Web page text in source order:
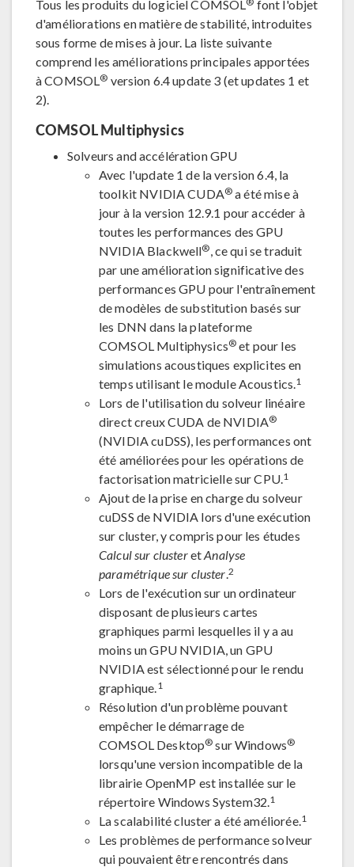
Tous les produits du logiciel COMSOL
font l'objet
d'améliorations en matière de stabilité, introduites
sous forme de mises à jour. La liste suivante
comprend les améliorations principales apportées
à COMSOL® version 6.4 update 3 (et updates 1 et
2).
COMSOL Multiphysics
Solveurs and accélération GPU
Avec l'update 1 de la version 6.4, la
toolkit NVIDIA CUDA® a été mise à
jour à la version 12.9.1 pour accéder à
toutes les performances des GPU
NVIDIA Blackwell®, ce qui se traduit
par une amélioration significative des
performances GPU pour l'entraînement
de modèles de substitution basés sur
les DNN dans la plateforme
COMSOL Multiphysics® et pour les
simulations acoustiques explicites en
temps utilisant le module Acoustics.1
Lors de l'utilisation du solveur linéaire
direct creux CUDA de NVIDIA®
(NVIDIA cuDSS), les performances ont
été améliorées pour les opérations de
factorisation matricielle sur CPU.1
Ajout de la prise en charge du solveur
cuDSS de NVIDIA lors d'une exécution
sur cluster, y compris pour les études
Calcul sur clusteretAnalyse
paramétrique sur cluster.2
Lors de l'exécution sur un ordinateur
disposant de plusieurs cartes
graphiques parmi lesquelles il y a au
moins un GPU NVIDIA, un GPU
NVIDIA est sélectionné pour le rendu
graphique.1
Résolution d'un problème pouvant
empêcher le démarrage de
COMSOL Desktop® sur Windows®
lorsqu'une version incompatible de la
librairie OpenMP est installée sur le
répertoire Windows System32.1
La scalabilité cluster a été améliorée.1
Les problèmes de performance solveur
qui pouvaient être rencontrés dans